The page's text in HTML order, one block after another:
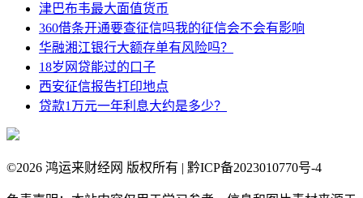
津巴布韦最大面值货币
360借条开通要查征信吗我的征信会不会有影响
华融湘江银行大额存单有风险吗？
18岁网贷能过的口子
西安征信报告打印地点
贷款1万元一年利息大约是多少？
©2026 鸿运来财经网 版权所有 | 黔ICP备2023010770号-4